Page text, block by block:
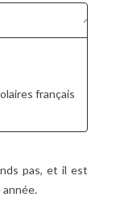
français
pas, et il est